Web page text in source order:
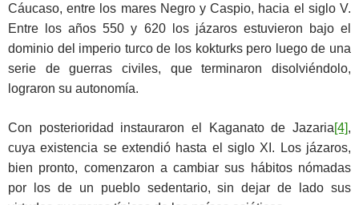
Cáucaso, entre los mares Negro y Caspio, hacia el siglo V.
Entre los años 550 y 620 los jázaros estuvieron bajo el
dominio del imperio turco de los kokturks pero luego de una
serie de guerras civiles, que terminaron disolviéndolo,
lograron su autonomía.
Con posterioridad instauraron el Kaganato de Jazaria[4],
cuya existencia se extendió hasta el siglo XI. Los jázaros,
bien pronto, comenzaron a cambiar sus hábitos nómadas
por los de un pueblo sedentario, sin dejar de lado sus